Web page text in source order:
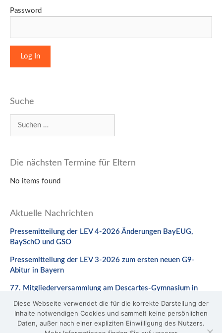
Password
Suche
Die nächsten Termine für Eltern
No items found
Aktuelle Nachrichten
Pressemitteilung der LEV 4-2026 Änderungen BayEUG,
BaySchO und GSO
Pressemitteilung der LEV 3-2026 zum ersten neuen G9-
Abitur in Bayern
77. Mitgliederversammlung am Descartes-Gymnasium in
Stellungnahme zum Gesetzentwurf zur Änderung des
BaySchO
Diese Webseite verwendet die für die korrekte Darstellung der
Inhalte notwendigen Cookies und sammelt keine persönlichen
Daten, außer nach einer expliziten Einwilligung des Nutzers.